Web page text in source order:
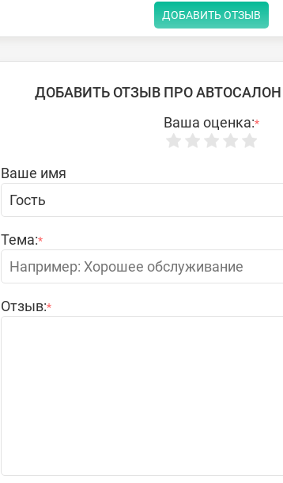
ДОБАВИТЬ ОТЗЫВ
ДОБАВИТЬ ОТЗЫВ ПРО АВТОСАЛОН
Ваша оценка:*
Ваше имя
Тема:*
Отзыв:*